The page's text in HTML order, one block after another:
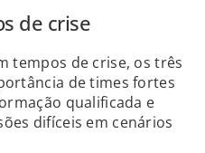
de crise
tempos de crise, os três
de times fortes
qualificada e
difíceis em cenários